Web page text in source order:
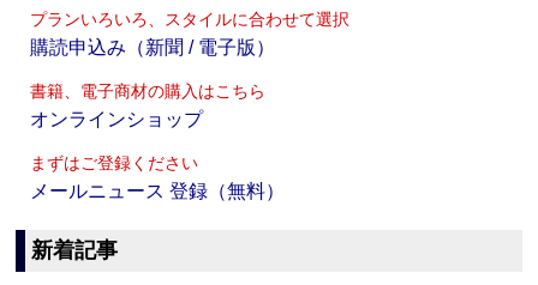
プランいろいろ、スタイルに合わせて選択
購読申込み（新聞 / 電子版）
書籍、電子商材の購入はこちら
オンラインショップ
まずはご登録ください
メールニュース 登録（無料）
新着記事